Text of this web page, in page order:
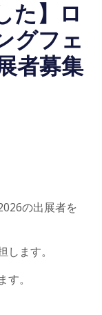
た】ロ
グフェ
者募集
の出展者を
ます。
。